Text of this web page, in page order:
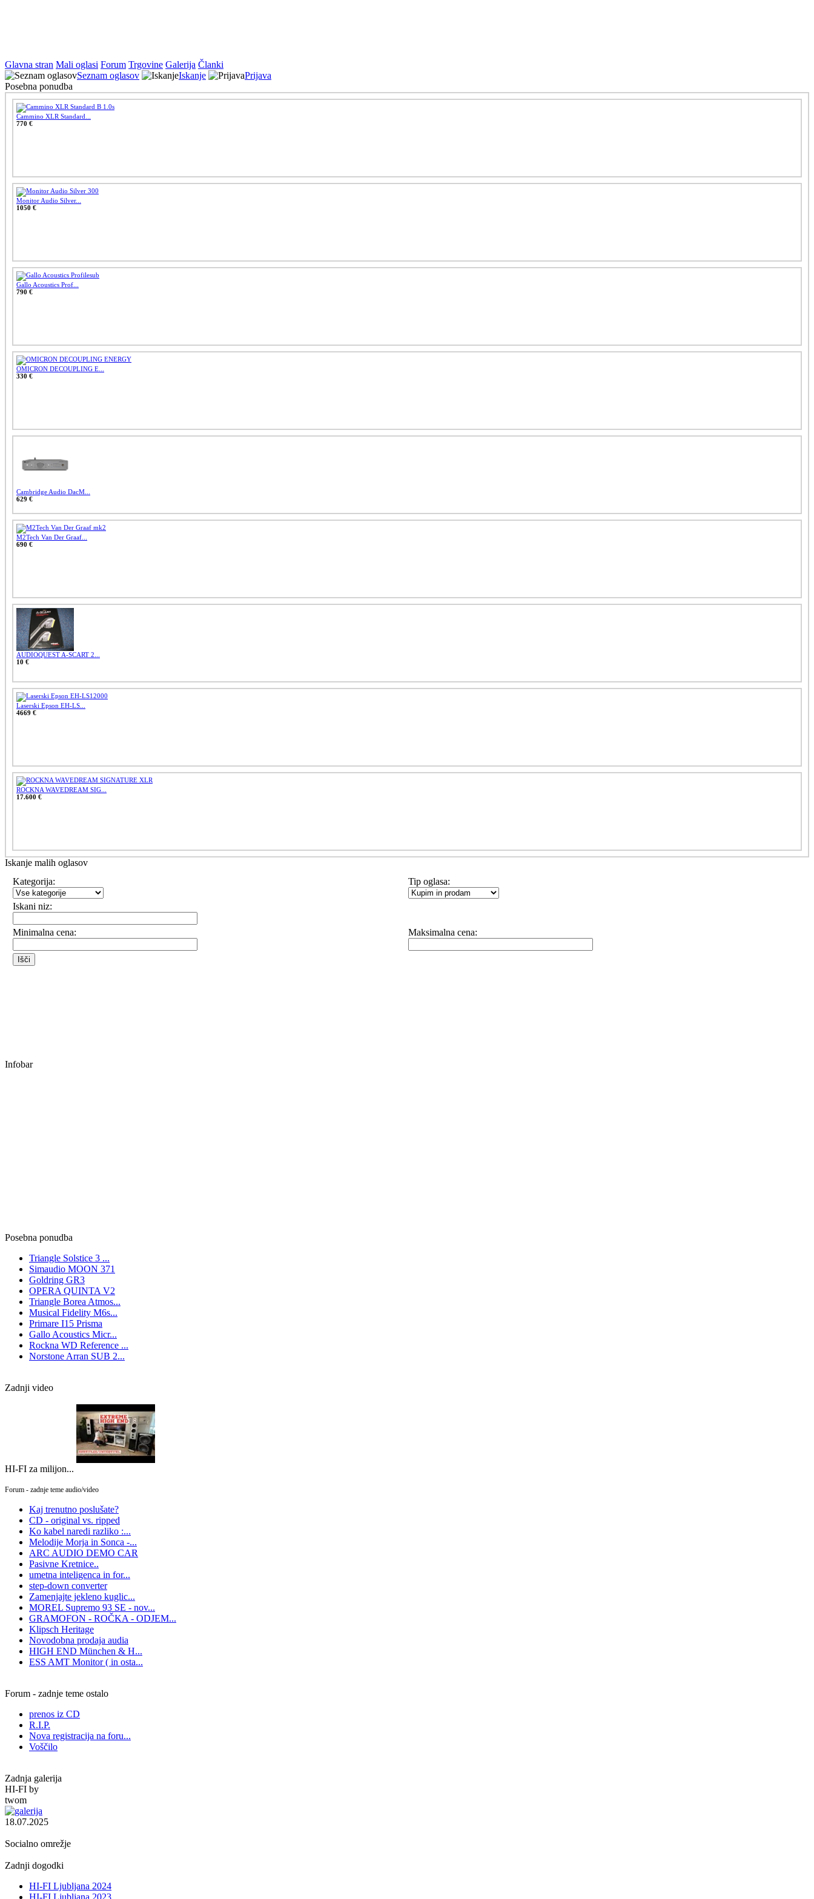
Glavna stran Mali oglasi Forum Trgovine Galerija Članki
Seznam oglasov
Iskanje
Prijava
Posebna ponudba
Cammino XLR Standard...
770 €
Monitor Audio Silver...
1050 €
Gallo Acoustics Prof...
790 €
OMICRON DECOUPLING E...
330 €
Cambridge Audio DacM...
629 €
M2Tech Van Der Graaf...
690 €
AUDIOQUEST A-SCART 2...
10 €
Laserski Epson EH-LS...
4669 €
ROCKNA WAVEDREAM SIG...
17.600 €
Iskanje malih oglasov
Kategorija:
Tip oglasa:
Iskani niz:
Minimalna cena: Maksimalna cena:
Infobar
Posebna ponudba
Triangle Solstice 3 ...
Simaudio MOON 371
Goldring GR3
OPERA QUINTA V2
Triangle Borea Atmos...
Musical Fidelity M6s...
Primare I15 Prisma
Gallo Acoustics Micr...
Rockna WD Reference ...
Norstone Arran SUB 2...
Zadnji video
HI-FI za milijon...
Forum - zadnje teme audio/video
Kaj trenutno poslušate?
CD - original vs. ripped
Ko kabel naredi razliko :...
Melodije Morja in Sonca -...
ARC AUDIO DEMO CAR
Pasivne Kretnice..
umetna inteligenca in for...
step-down converter
Zamenjajte jekleno kuglic...
MOREL Supremo 93 SE - nov...
GRAMOFON - ROČKA - ODJEM...
Klipsch Heritage
Novodobna prodaja audia
HIGH END München & H...
ESS AMT Monitor ( in osta...
Forum - zadnje teme ostalo
prenos iz CD
R.I.P.
Nova registracija na foru...
Voščilo
Zadnja galerija
HI-FI by
twom
18.07.2025
Socialno omrežje
Zadnji dogodki
HI-FI Ljubljana 2024
HI-FI Ljubljana 2023